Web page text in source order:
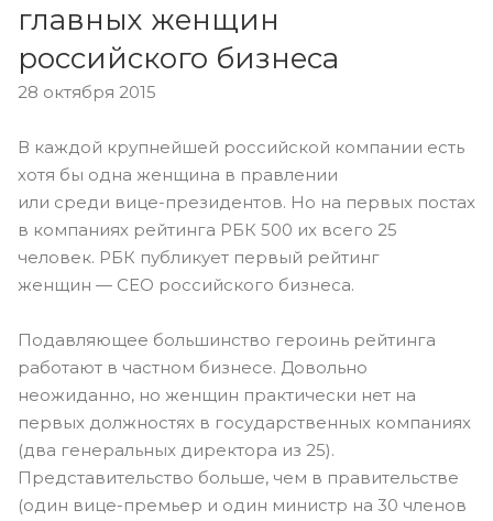
главных женщин
российского бизнеса
28 октября 2015
В каждой крупнейшей российской компании есть
хотя бы одна женщина в правлении
или среди вице-президентов. Но на первых постах
в компаниях рейтинга РБК 500 их всего 25
человек. РБК публикует первый рейтинг
женщин — CEO российского бизнеса.
Подавляющее большинство героинь рейтинга
работают в частном бизнесе. Довольно
неожиданно, но женщин практически нет на
первых должностях в государственных компаниях
(два генеральных директора из 25).
Представительство больше, чем в правительстве
(один вице-премьер и один министр на 30 членов